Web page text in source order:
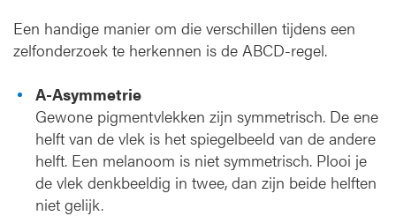
Een handige manier om die verschillen tijdens een
zelfonderzoek te herkennen is de ABCD-regel.
A-Asymmetrie
Gewone pigmentvlekken zijn symmetrisch. De ene
helft van de vlek is het spiegelbeeld van de andere
helft. Een melanoom is niet symmetrisch. Plooi je
de vlek denkbeeldig in twee, dan zijn beide helften
niet gelijk.